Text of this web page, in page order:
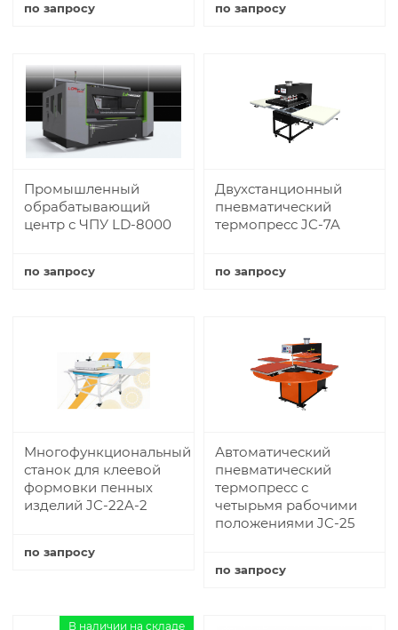
по запросу по запросу
Промышленный
обрабатывающий
центр с ЧПУ LD-8000
по запросу
Двухстанционный
пневматический
термопресс JC-7A
по запросу
Многофункциональный
станок для клеевой
формовки пенных
изделий JC-22A-2
по запросу
Автоматический
пневматический
термопресс с
четырьмя рабочими
положениями JC-25
по запросу
В наличии на складе